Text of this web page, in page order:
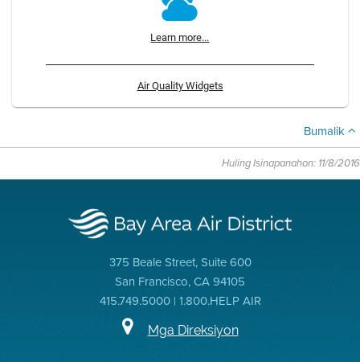
Learn more...
Air Quality Widgets
Bumalik
Huling Isinapanahon: 11/8/2016
375 Beale Street, Suite 600
San Francisco, CA 94105
415.749.5000 | 1.800.HELP AIR
Mga Direksiyon